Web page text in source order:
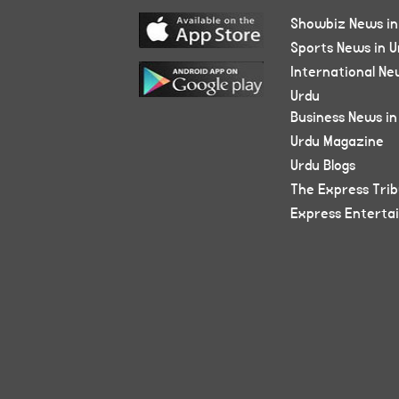
Showbiz News
Sports News in
International
Urdu
Business News
Urdu Magazine
Urdu Blogs
The Express
Express